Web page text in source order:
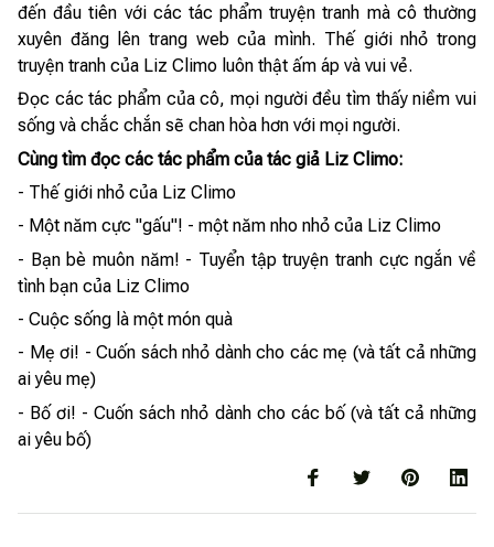
đến đầu tiên với các tác phẩm truyện tranh mà cô thường
xuyên đăng lên trang web của mình. Thế giới nhỏ trong
truyện tranh của Liz Climo luôn thật ấm áp và vui vẻ.
Đọc các tác phẩm của cô, mọi người đều tìm thấy niềm vui
sống và chắc chắn sẽ chan hòa hơn với mọi người.
Cùng tìm đọc các tác phẩm của tác giả Liz Climo:
- Thế giới nhỏ của Liz Climo
- Một năm cực "gấu"! - một năm nho nhỏ của Liz Climo
- Bạn bè muôn năm! - Tuyển tập truyện tranh cực ngắn về
tình bạn của Liz Climo
- Cuộc sống là một món quà
- Mẹ ơi! - Cuốn sách nhỏ dành cho các mẹ (và tất cả những
ai yêu mẹ)
- Bố ơi! - Cuốn sách nhỏ dành cho các bố (và tất cả những
ai yêu bố)